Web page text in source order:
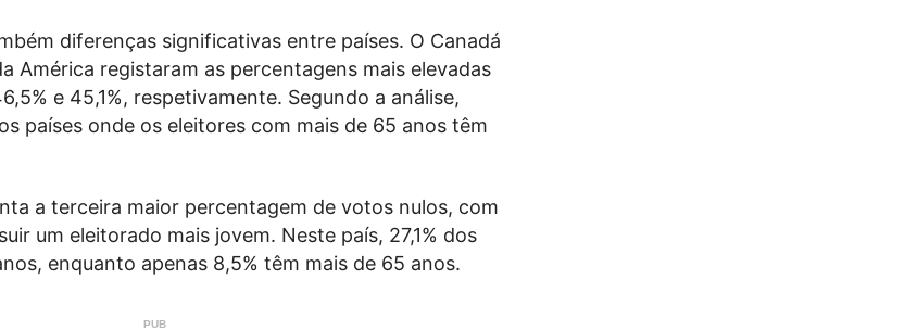
diferenças significativas entre países. O Canadá
América registaram as percentagens mais elevadas
e 45,1%, respetivamente. Segundo a análise,
países onde os eleitores com mais de 65 anos têm
a terceira maior percentagem de votos nulos, com
um eleitorado mais jovem. Neste país, 27,1% dos
enquanto apenas 8,5% têm mais de 65 anos.